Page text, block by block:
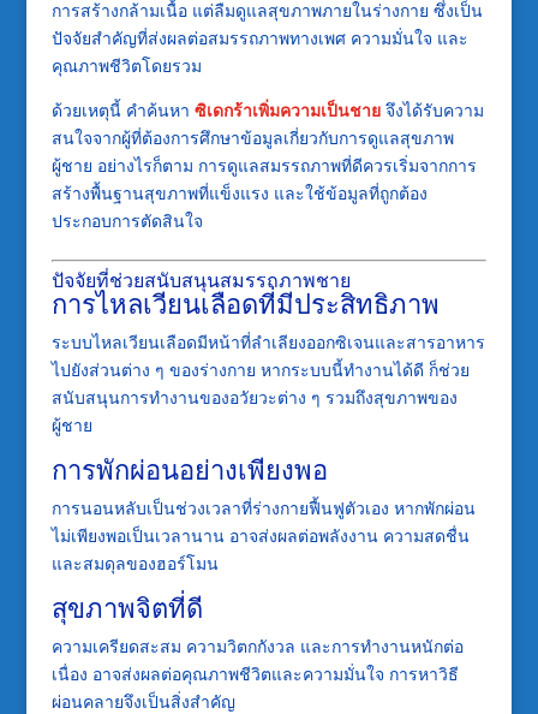
การสร้างกล้ามเนื้อ แต่ลืมดูแลสุขภาพภายในร่างกาย ซึ่งเป็น
ปัจจัยสำคัญที่ส่งผลต่อสมรรถภาพทางเพศ ความมั่นใจ และ
คุณภาพชีวิตโดยรวม
ด้วยเหตุนี้ คำค้นหา ซิเดกร้าเพิ่มความเป็นชายจึงได้รับความ
สนใจจากผู้ที่ต้องการศึกษาข้อมูลเกี่ยวกับการดูแลสุขภาพ
ผู้ชาย อย่างไรก็ตาม การดูแลสมรรถภาพที่ดีควรเริ่มจากการ
สร้างพื้นฐานสุขภาพที่แข็งแรง และใช้ข้อมูลที่ถูกต้อง
ประกอบการตัดสินใจ
ปัจจัยที่ช่วยสนับสนุนสมรรถภาพชาย
การไหลเวียนเลือดที่มีประสิทธิภาพ
ระบบไหลเวียนเลือดมีหน้าที่ลำเลียงออกซิเจนและสารอาหาร
ไปยังส่วนต่าง ๆ ของร่างกาย หากระบบนี้ทำงานได้ดี ก็ช่วย
สนับสนุนการทำงานของอวัยวะต่าง ๆ รวมถึงสุขภาพของ
ผู้ชาย
การพักผ่อนอย่างเพียงพอ
การนอนหลับเป็นช่วงเวลาที่ร่างกายฟื้นฟูตัวเอง หากพักผ่อน
ไม่เพียงพอเป็นเวลานาน อาจส่งผลต่อพลังงาน ความสดชื่น
และสมดุลของฮอร์โมน
สุขภาพจิตที่ดี
ความเครียดสะสม ความวิตกกังวล และการทำงานหนักต่อ
เนื่อง อาจส่งผลต่อคุณภาพชีวิตและความมั่นใจ การหาวิธี
ผ่อนคลายจึงเป็นสิ่งสำคัญ